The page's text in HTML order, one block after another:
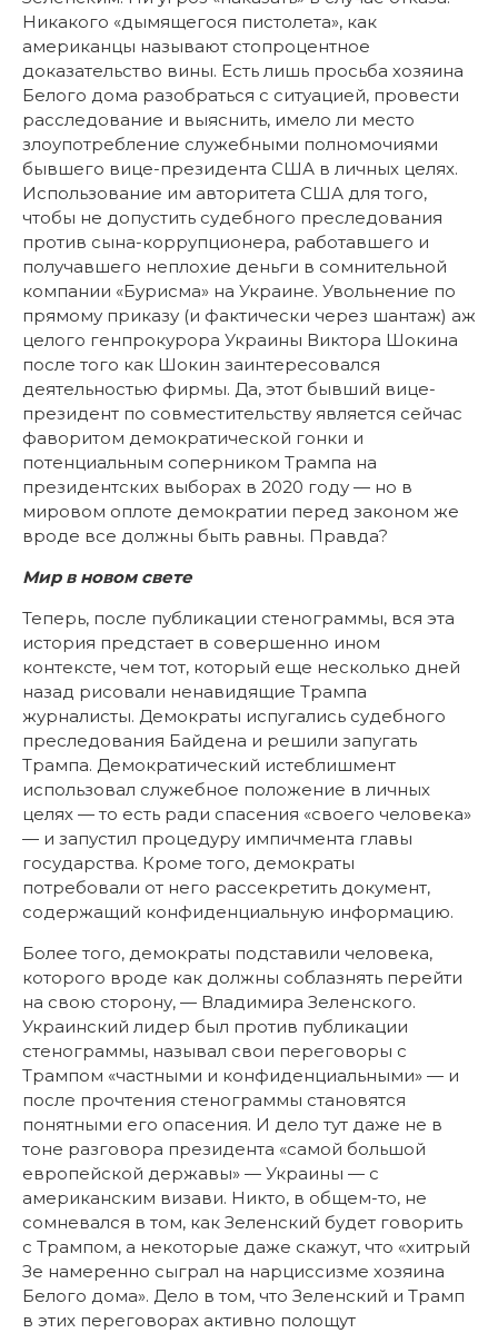
Никакого «дымящегося пистолета», как
американцы называют стопроцентное
доказательство вины. Есть лишь просьба хозяина
Белого дома разобраться с ситуацией, провести
расследование и выяснить, имело ли место
злоупотребление служебными полномочиями
бывшего вице-президента США в личных целях.
Использование им авторитета США для того,
чтобы не допустить судебного преследования
против сына-коррупционера, работавшего и
получавшего неплохие деньги в сомнительной
компании «Бурисма» на Украине. Увольнение по
прямому приказу (и фактически через шантаж) аж
целого генпрокурора Украины Виктора Шокина
после того как Шокин заинтересовался
деятельностью фирмы. Да, этот бывший вице-
президент по совместительству является сейчас
фаворитом демократической гонки и
потенциальным соперником Трампа на
президентских выборах в 2020 году — но в
мировом оплоте демократии перед законом же
вроде все должны быть равны. Правда?
Мир в новом свете
Теперь, после публикации стенограммы, вся эта
история предстает в совершенно ином
контексте, чем тот, который еще несколько дней
назад рисовали ненавидящие Трампа
журналисты. Демократы испугались судебного
преследования Байдена и решили запугать
Трампа. Демократический истеблишмент
использовал служебное положение в личных
целях — то есть ради спасения «своего человека»
— и запустил процедуру импичмента главы
государства. Кроме того, демократы
потребовали от него рассекретить документ,
содержащий конфиденциальную информацию.
Более того, демократы подставили человека,
которого вроде как должны соблазнять перейти
на свою сторону, — Владимира Зеленского.
Украинский лидер был против публикации
стенограммы, называл свои переговоры с
Трампом «частными и конфиденциальными» — и
после прочтения стенограммы становятся
понятными его опасения. И дело тут даже не в
тоне разговора президента «самой большой
европейской державы» — Украины — с
американским визави. Никто, в общем-то, не
сомневался в том, как Зеленский будет говорить
с Трампом, а некоторые даже скажут, что «хитрый
Зе намеренно сыграл на нарциссизме хозяина
Белого дома». Дело в том, что Зеленский и Трамп
в этих переговорах активно полощут